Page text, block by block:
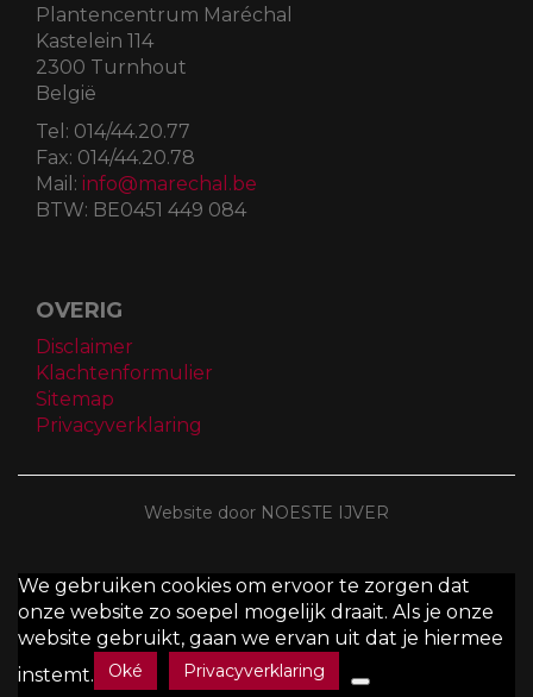
Plantencentrum Maréchal
Kastelein 114
2300 Turnhout
België
Tel: 014/44.20.77
Fax: 014/44.20.78
Mail: info@marechal.be
BTW: BE0451 449 084
OVERIG
Disclaimer
Klachtenformulier
Sitemap
Privacyverklaring
Website door NOESTE IJVER
We gebruiken cookies om ervoor te zorgen dat
onze website zo soepel mogelijk draait. Als je onze
website gebruikt, gaan we ervan uit dat je hiermee
instemt.
Oké Privacyverklaring